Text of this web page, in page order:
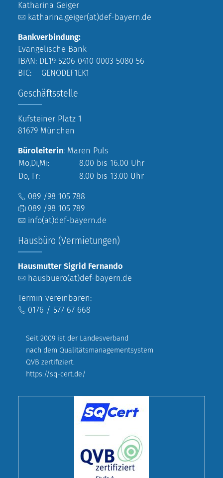
Katharina Geiger
katharina.geiger(at)def-bayern.de
Bankverbindung:
Evangelische Bank
IBAN: DE19 5206 0410 0003 5080 56
BIC: GENODEF1EK1
Geschäftsstelle
Kufsteiner Platz 1
81679 München
Büroleiterin: Maren Puls
Mo,Di,Mi:
8.00 bis 16.00 Uhr
Do, Fr:
8.00 bis 13.00 Uhr
089 /98 105 788
089 /98 105 789
info(at)def-bayern.de
Hausbüro (Vermietungen)
Hausmutter Sigrid Fernando
hausbuero(at)def-bayern.de
Termin vereinbaren:
0176 / 577 67 668
Seit 2009 ist der Landesverband
nach dem Qualitätsmanagementsystem
QVB zertifiziert.
https://sq-cert.de/